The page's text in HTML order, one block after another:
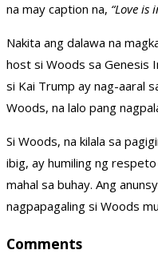
na may caption na, “Love is
Nakita ang dalawa na
host si Woods sa Genesis
si Kai Trump ay nag-aaral
Woods, na lalo pang
Si Woods, na kilala sa
ibig, ay humiling ng
mahal sa buhay. Ang
nagpapagaling si Woods
Comments